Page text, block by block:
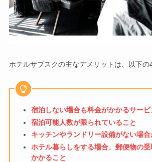
ホテルサブスクの主なデメリットは、以下の4
宿泊しない場合も料金がかかるサービ
宿泊可能人数が限られていること
キッチンやランドリー設備がない場合
ホテル暮らしをする場合、郵便物の
かかること